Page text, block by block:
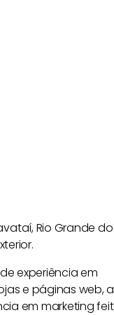
Rio Grande do
experiência em
e páginas web,
em marketing